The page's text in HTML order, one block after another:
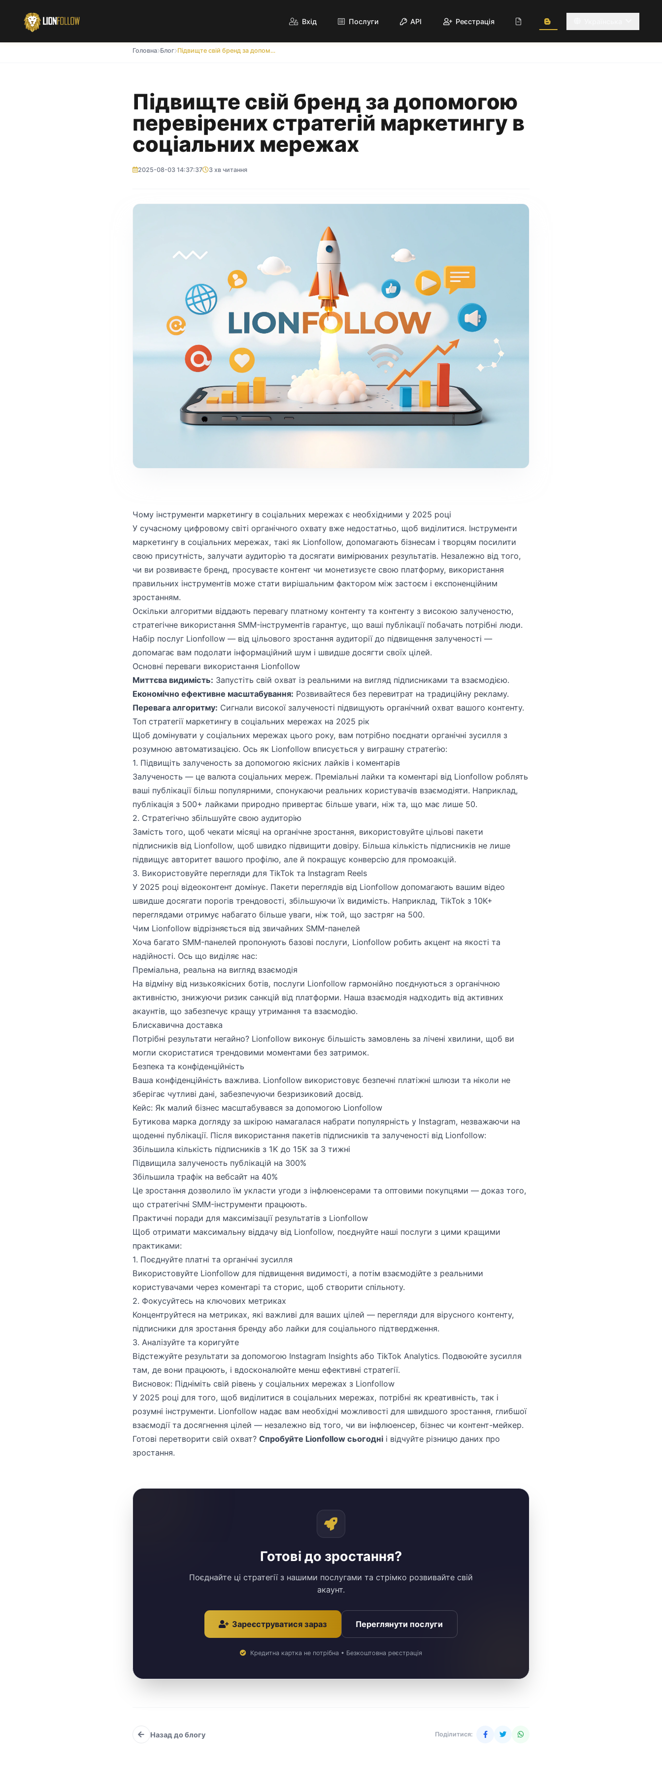
Вхід Послуги API Реєстрація
Головна Блог Підвищте свій бренд за допомогою перевірених стратегій маркетингу в соціальних мережах
Підвищте свій бренд за допомогою
перевірених стратегій маркетингу в
соціальних мережах
2025-08-03 14:37:37 3 хв читання
Чому інструменти маркетингу в соціальних мережах є необхідними у 2025 році
У сучасному цифровому світі органічного охвату вже недостатньо, щоб виділитися. Інструменти
маркетингу в соціальних мережах, такі як Lionfollow, допомагають бізнесам і творцям посилити
свою присутність, залучати аудиторію та досягати вимірюваних результатів. Незалежно від того,
чи ви розвиваєте бренд, просуваєте контент чи монетизуєте свою платформу, використання
правильних інструментів може стати вирішальним фактором між застоєм і експоненційним
зростанням.
Оскільки алгоритми віддають перевагу платному контенту та контенту з високою залученостю,
стратегічне використання SMM-інструментів гарантує, що ваші публікації побачать потрібні люди.
Набір послуг Lionfollow — від цільового зростання аудиторії до підвищення залученості —
допомагає вам подолати інформаційний шум і швидше досягти своїх цілей.
Основні переваги використання Lionfollow
Миттєва видимість: Запустіть свій охват із реальними на вигляд підписниками та взаємодією.
Економічно ефективне масштабування: Розвивайтеся без перевитрат на традиційну рекламу.
Перевага алгоритму: Сигнали високої залученості підвищують органічний охват вашого контенту.
Топ стратегії маркетингу в соціальних мережах на 2025 рік
Щоб домінувати у соціальних мережах цього року, вам потрібно поєднати органічні зусилля з
розумною автоматизацією. Ось як Lionfollow вписується у виграшну стратегію:
1. Підвищіть залученость за допомогою якісних лайків і коментарів
Залученость — це валюта соціальних мереж. Преміальні лайки та коментарі від Lionfollow роблять
ваші публікації більш популярними, спонукаючи реальних користувачів взаємодіяти. Наприклад,
публікація з 500+ лайками природно привертає більше уваги, ніж та, що має лише 50.
2. Стратегічно збільшуйте свою аудиторію
Замість того, щоб чекати місяці на органічне зростання, використовуйте цільові пакети
підписників від Lionfollow, щоб швидко підвищити довіру. Більша кількість підписників не лише
підвищує авторитет вашого профілю, але й покращує конверсію для промоакцій.
3. Використовуйте перегляди для TikTok та Instagram Reels
У 2025 році відеоконтент домінує. Пакети переглядів від Lionfollow допомагають вашим відео
швидше досягати порогів трендовості, збільшуючи їх видимість. Наприклад, TikTok з 10K+
переглядами отримує набагато більше уваги, ніж той, що застряг на 500.
Чим Lionfollow відрізняється від звичайних SMM-панелей
Хоча багато SMM-панелей пропонують базові послуги, Lionfollow робить акцент на якості та
надійності. Ось що виділяє нас:
Преміальна, реальна на вигляд взаємодія
На відміну від низькоякісних ботів, послуги Lionfollow гармонійно поєднуються з органічною
активністю, знижуючи ризик санкцій від платформи. Наша взаємодія надходить від активних
акаунтів, що забезпечує кращу утримання та взаємодію.
Блискавична доставка
Потрібні результати негайно? Lionfollow виконує більшість замовлень за лічені хвилини, щоб ви
могли скористатися трендовими моментами без затримок.
Безпека та конфіденційність
Ваша конфіденційність важлива. Lionfollow використовує безпечні платіжні шлюзи та ніколи не
зберігає чутливі дані, забезпечуючи безризиковий досвід.
Кейс: Як малий бізнес масштабувався за допомогою Lionfollow
Бутикова марка догляду за шкірою намагалася набрати популярність у Instagram, незважаючи на
щоденні публікації. Після використання пакетів підписників та залученості від Lionfollow:
Збільшила кількість підписників з 1K до 15K за 3 тижні
Підвищила залученость публікацій на 300%
Збільшила трафік на вебсайт на 40%
Це зростання дозволило їм укласти угоди з інфлюенсерами та оптовими покупцями — доказ того,
що стратегічні SMM-інструменти працюють.
Практичні поради для максимізації результатів з Lionfollow
Щоб отримати максимальну віддачу від Lionfollow, поєднуйте наші послуги з цими кращими
практиками:
1. Поєднуйте платні та органічні зусилля
Використовуйте Lionfollow для підвищення видимості, а потім взаємодійте з реальними
користувачами через коментарі та сторис, щоб створити спільноту.
2. Фокусуйтесь на ключових метриках
Концентруйтеся на метриках, які важливі для ваших цілей — перегляди для вірусного контенту,
підписники для зростання бренду або лайки для соціального підтвердження.
3. Аналізуйте та коригуйте
Відстежуйте результати за допомогою Instagram Insights або TikTok Analytics. Подвоюйте зусилля
там, де вони працюють, і вдосконалюйте менш ефективні стратегії.
Висновок: Підніміть свій рівень у соціальних мережах з Lionfollow
У 2025 році для того, щоб виділитися в соціальних мережах, потрібні як креативність, так і
розумні інструменти. Lionfollow надає вам необхідні можливості для швидшого зростання, глибшої
взаємодії та досягнення цілей — незалежно від того, чи ви інфлюенсер, бізнес чи контент-мейкер.
Готові перетворити свій охват? Спробуйте Lionfollow сьогодніі відчуйте різницю даних про
зростання.
Готові до зростання?
Поєднайте ці стратегії з нашими послугами та стрімко розвивайте свій
акаунт.
Зареєструватися зараз Переглянути послуги
Кредитна картка не потрібна • Безкоштовна реєстрація
Назад до блогу Поділитися: